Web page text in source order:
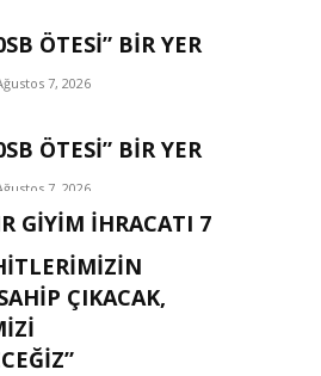
ÖTESİ” BİR YER
7, 2026
ÖTESİ” BİR YER
7, 2026
GİYİM İHRACATI 7
DOLARI AŞTI
7, 2026
ÇIKACAK,